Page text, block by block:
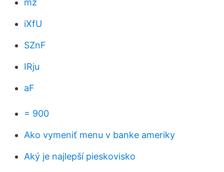
mz
iXfU
SZnF
IRju
aF
= 900
Ako vymeniť menu v banke ameriky
Aký je najlepší pieskovisko